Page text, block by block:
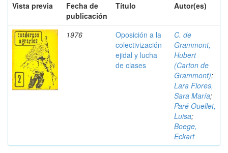
Vista previa
Fecha de
publicación
Título Autor(es)
1976
Oposición a la
colectivización
ejidal y lucha
de clases
C. de
Grammont,
Hubert
(Carton de
Grammont);
Lara Flores,
Sara María;
Paré Ouellet,
Luisa;
Boege,
Eckart